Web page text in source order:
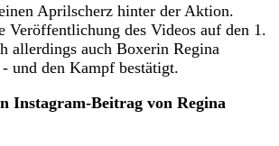
Aprilscherz hinter der Aktion.
Veröffentlichung des Videos auf den 1.
allerdings auch Boxerin Regina
und den Kampf bestätigt.
Instagram-Beitrag von Regina